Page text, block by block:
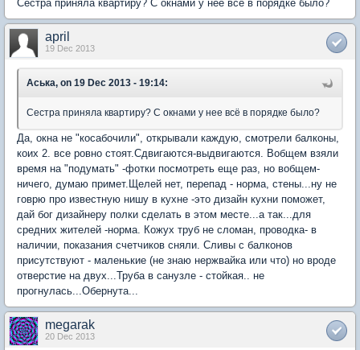
Сестра приняла квартиру? С окнами у нее всё в порядке было?
april
19 Dec 2013
Аська, on 19 Dec 2013 - 19:14:
Сестра приняла квартиру? С окнами у нее всё в порядке было?
Да, окна не "косабочили", открывали каждую, смотрели балконы,
коих 2. все ровно стоят.Сдвигаются-выдвигаются. Вобщем взяли
время на "подумать" -фотки посмотреть еще раз, но вобщем-
ничего, думаю примет.Щелей нет, перепад - норма, стены...ну не
говрю про известную нишу в кухне -это дизайн кухни поможет,
дай бог дизайнеру полки сделать в этом месте...а так...для
средних жителей -норма. Кожух труб не сломан, проводка- в
наличии, показания счетчиков сняли. Сливы с балконов
присутствуют - маленькие (не знаю нержвайка или что) но вроде
отверстие на двух...Труба в санузле - стойкая.. не
прогнулась...Обернута...
megarak
20 Dec 2013